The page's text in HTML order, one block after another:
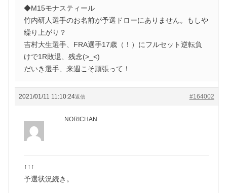
◆M15モナスティール
竹内研人選手のお名前が予選ドローにありません。もしや
繰り上がり？
吉村大生選手、FRA選手17歳（！）にフルセット逆転負
けで1R敗退、残念(>_<)
だいき選手、来週こそ頑張って！
2021/01/11 11:10:24 #164002
返信
NORICHAN
↑↑↑
予選状況続き。